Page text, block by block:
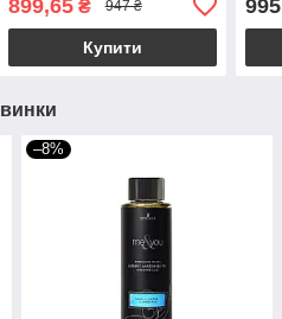
899,65₴ 947 ₴
Купити
995
–8%